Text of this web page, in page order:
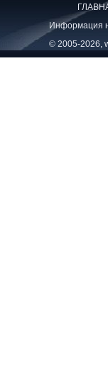
Информация
© 2005-2026,